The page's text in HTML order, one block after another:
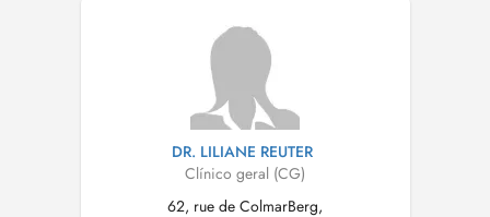
DR. LILIANE REUTER
Clínico geral (CG)
62, rue de ColmarBerg,